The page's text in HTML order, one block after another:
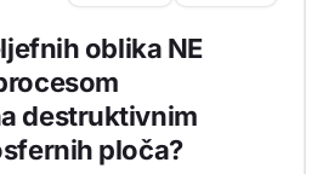
oblika NE
destruktivnim
ploča?